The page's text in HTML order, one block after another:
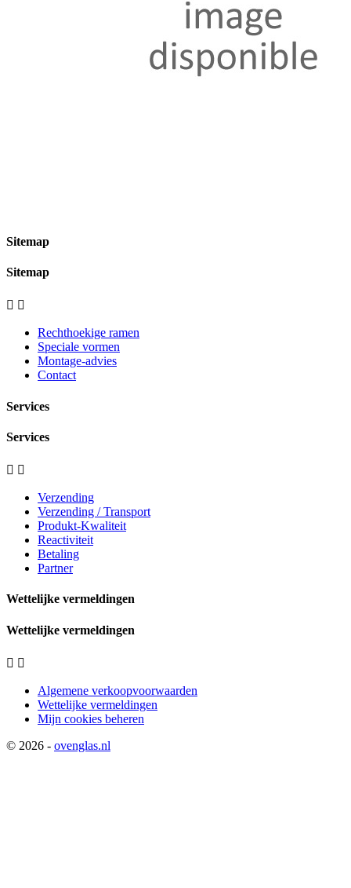
Sitemap
Sitemap
 
Rechthoekige ramen
Speciale vormen
Montage-advies
Contact
Services
Services
 
Verzending
Verzending / Transport
Produkt-Kwaliteit
Reactiviteit
Betaling
Partner
Wettelijke vermeldingen
Wettelijke vermeldingen
 
Algemene verkoopvoorwaarden
Wettelijke vermeldingen
Mijn cookies beheren
© 2026 - ovenglas.nl